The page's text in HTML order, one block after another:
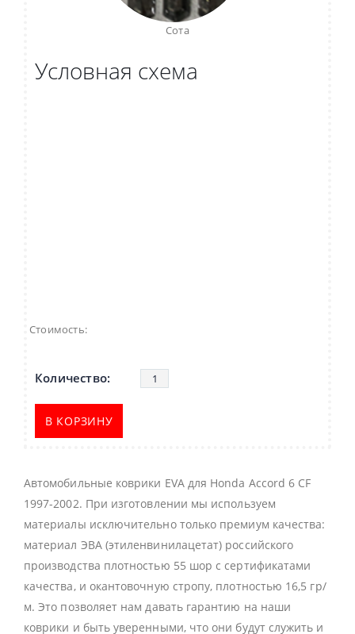
Сота
Условная схема
Стоимость:
В КОРЗИНУ
Автомобильные коврики EVA для Honda Accord 6 CF
1997-2002. При изготовлении мы используем
материалы исключительно только премиум качества:
материал ЭВА (этиленвинилацетат) российского
производства плотностью 55 шор с сертификатами
качества, и окантовочную стропу, плотностью 16,5 гр/
м. Это позволяет нам давать гарантию на наши
коврики и быть уверенными, что они будут служить и